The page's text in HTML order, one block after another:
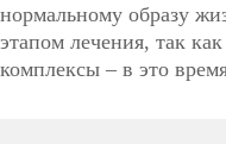
нормальному образу
этапом лечения, так
комплексы – в это